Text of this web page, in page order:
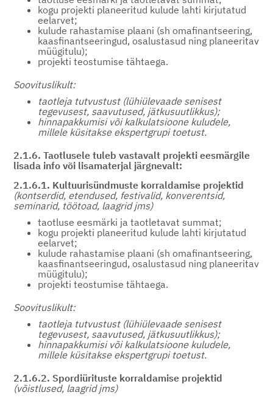
kogu projekti planeeritud kulude lahti kirjutatud
eelarvet;
kulude rahastamise plaani (sh omafinantseering,
kaasfinantseeringud, osalustasud ning planeeritav
müügitulu);
projekti teostumise tähtaega.
Soovituslikult:
taotleja tutvustust (lühiülevaade senisest
tegevusest, saavutused, jätkusuutlikkus);
hinnapakkumisi või kalkulatsioone kuludele,
millele küsitakse ekspertgrupi toetust.
2.1.6. Taotlusele tuleb vastavalt projekti eesmärgile
lisada info või lisamaterjal järgnevalt:
2.1.6.1. Kultuurisündmuste korraldamise projektid
(kontserdid, etendused, festivalid, konverentsid,
seminarid, töötoad, laagrid jms)
taotluse eesmärki ja taotletavat summat;
kogu projekti planeeritud kulude lahti kirjutatud
eelarvet;
kulude rahastamise plaani (sh omafinantseering,
kaasfinantseeringud, osalustasud ning planeeritav
müügitulu);
projekti teostumise tähtaega.
Soovituslikult:
taotleja tutvustust (lühiülevaade senisest
tegevusest, saavutused, jätkusuutlikkus);
hinnapakkumisi või kalkulatsioone kuludele,
millele küsitakse ekspertgrupi toetust.
2.1.6.2. Spordiürituste korraldamise projektid
(võistlused, laagrid jms)